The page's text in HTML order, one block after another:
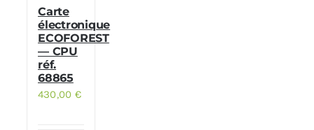
Carte
électronique
ECOFOREST
— CPU
réf.
68865
430,00 €